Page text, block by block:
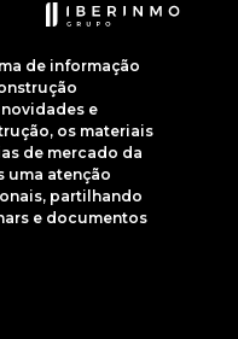
de informação
e
os materiais
de mercado da
uma atenção
partilhando
e documentos